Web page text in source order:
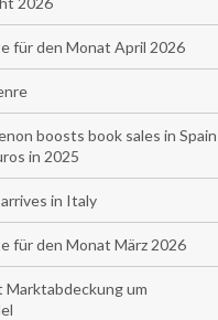
für den Monat April 2026
boosts book sales in
in 2025
in Italy
für den Monat März 2026
um